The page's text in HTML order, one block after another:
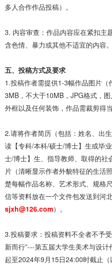
多人合作作品投稿）。
3. 内容审查：作品内容应在紧扣主
含色情、暴力或其他不适宜的内容。
五、投稿方式及要求
1.投稿作者需提供1-3幅作品图片
3MB，不大于10MB，JPG格式，
外框以及任何装饰，作品需裁剪得当
2.请将作者简历（包括：姓名、出
读【专科/本科/硕士/博士】生或毕
士/博士】生、指导教师、取得的社
片（清晰显示作者外貌特征的生活
楚每幅作品名称、艺术形式、规格
信等资料放在一个文件包发送到河
sjxh@126.com）。
3.投稿要求：投稿资料不全者不予
新而行”---第五届大学生美术与设
起至2024年9月15日24:00时截止（